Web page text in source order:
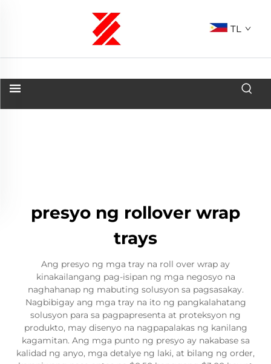
TL
presyo ng rollover wrap
trays
Ang presyo ng mga tray na roll over wrap ay
kinakailangang pag-isipan ng mga negosyo na
naghahanap ng mabuting solusyon sa pagsasakay.
Nagbibigay ang mga tray na ito ng pangkalahatang
solusyon para sa pagpapresenta at proteksyon ng
produkto, may disenyo na nagpapalakas ng kanilang
kagamitan. Ang mga punto ng presyo ay nakabase sa
kalidad ng anyo, mga detalye ng laki, at bilang ng order,